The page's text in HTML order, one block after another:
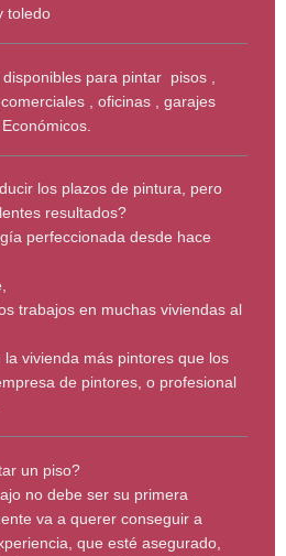
toledo
para pintar pisos ,
, oficinas , garajes
los plazos de pintura, pero
resultados?
perfeccionada desde hace
trabajos en muchas viviendas al
vivienda más pintores que los
de pintores, o profesional
un piso?
no debe ser su primera
va a querer conseguir a
que esté asegurado,